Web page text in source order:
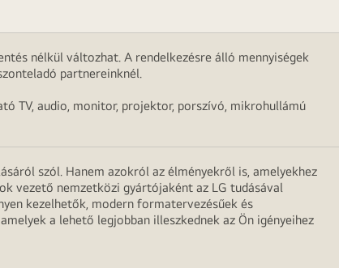
nélkül változhat. A rendelkezésre álló mennyiségek
partnereinknél.
TV, audio, monitor, projektor, porszívó, mikrohullámú
szól. Hanem azokról az élményekről is, amelyekhez
vezető nemzetközi gyártójaként az LG tudásával
kezelhetők, modern formatervezésűek és
a lehető legjobban illeszkednek az Ön igényeihez